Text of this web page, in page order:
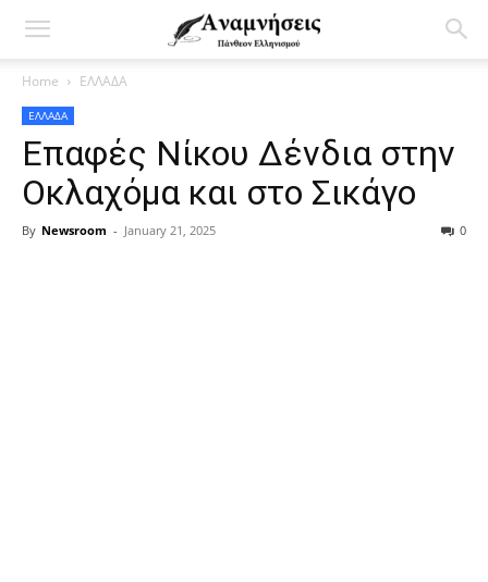
Home ΕΛΛΑΔΑ
ΕΛΛΑΔΑ
Επαφές Νίκου Δένδια στην
Οκλαχόμα και στο Σικάγο
By Newsroom - January 21, 2025 0